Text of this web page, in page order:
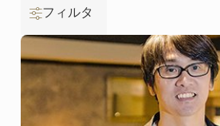
フィルタ